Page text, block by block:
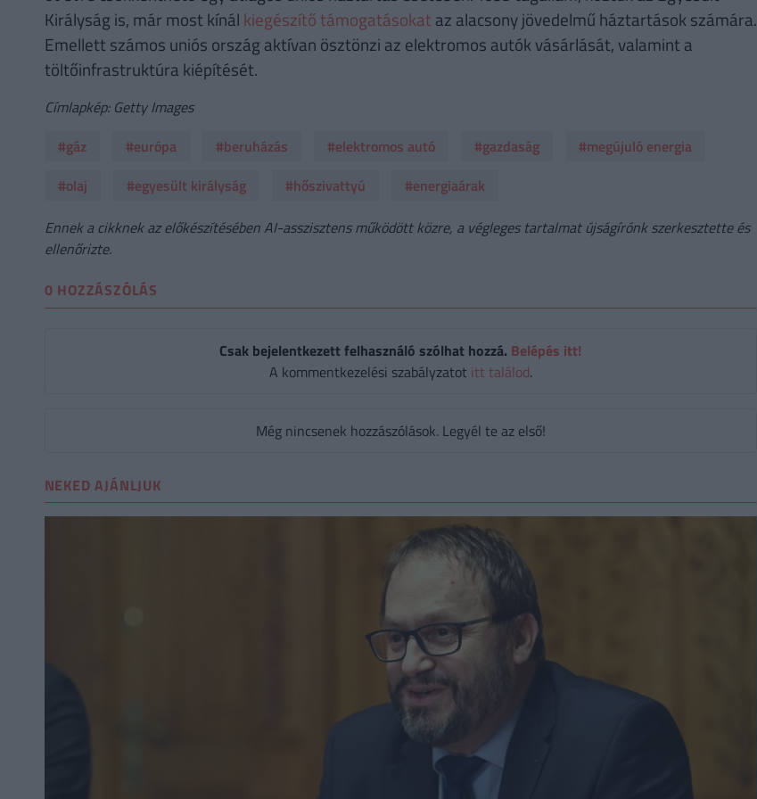
Királyság is, már most kínál kiegészítő támogatásokat az alacsony jövedelmű háztartások számára.
Emellett számos uniós ország aktívan ösztönzi az elektromos autók vásárlását, valamint a
töltőinfrastruktúra kiépítését.
Címlapkép: Getty Images
#gáz
#európa #beruházás #elektromos autó #gazdaság
#megújuló energia
#olaj
#egyesült királyság #hőszivattyú
#energiaárak
Ennek a cikknek az előkészítésében AI-asszisztens működött közre, a végleges tartalmat újságírónk szerkesztette és
ellenőrizte.
0 HOZZÁSZÓLÁS
Csak bejelentkezett felhasználó szólhat hozzá. Belépés itt!
A kommentkezelési szabályzatot itt találod.
Még nincsenek hozzászólások. Legyél te az első!
NEKED AJÁNLJUK